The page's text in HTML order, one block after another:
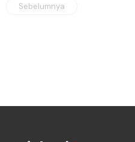
Sebelumnya